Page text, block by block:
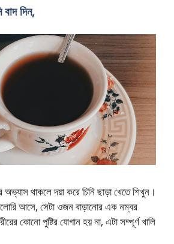
দিন,
অভ্যাস থাকলে দয়া করে চিনি ছাড়া খেতে শিখুন।
আসে, সেটা ওজন বাড়ানোর এক নম্বর
কোনো পুষ্টির যোগান হয় না, এটা সম্পূর্ণ খালি